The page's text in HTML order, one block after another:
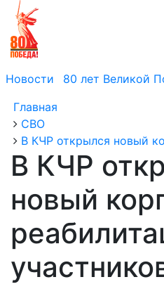
Новости 80 лет Великой
Главная
СВО
В КЧР открылся новый
В КЧР
новый